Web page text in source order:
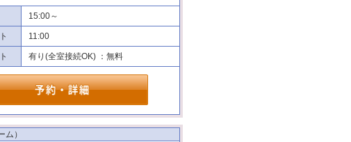
15:00～
11:00
有り(全室接続OK) ：無料
）